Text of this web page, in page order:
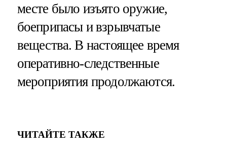
месте было изъято оружие,
боеприпасы и взрывчатые
вещества. В настоящее время
оперативно-следственные
мероприятия продолжаются.
ЧИТАЙТЕ ТАКЖЕ